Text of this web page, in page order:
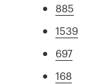
885
1539
697
168